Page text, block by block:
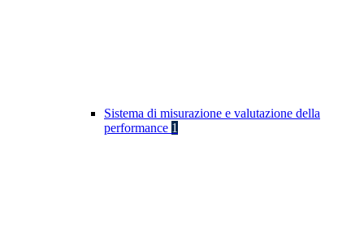
Sistema di misurazione e valutazione della
performance 1